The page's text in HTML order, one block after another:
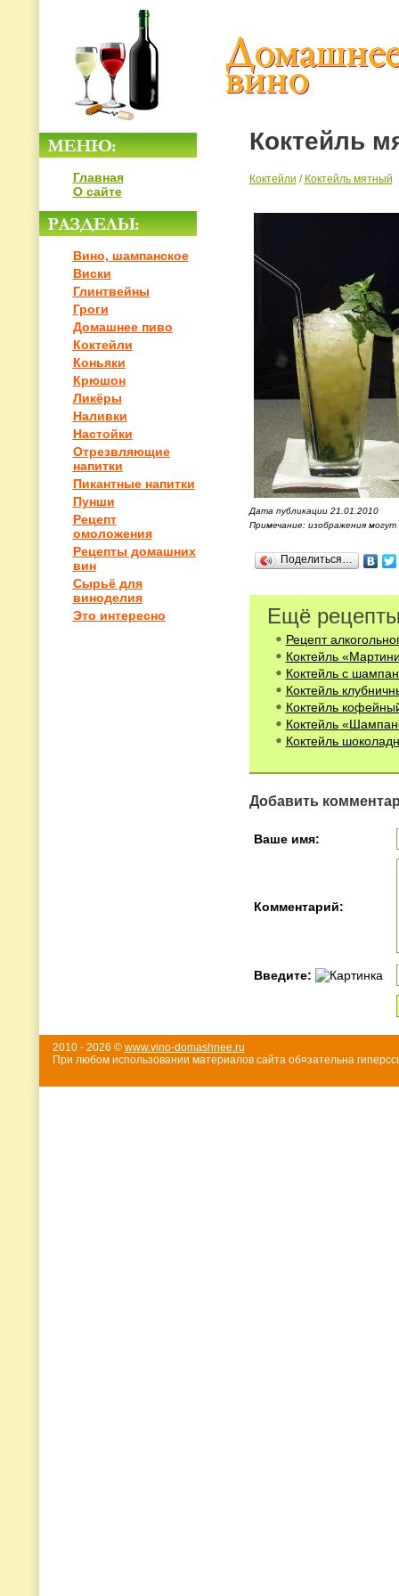
Главная
О сайте
Вино, шампанское
Виски
Глинтвейны
Гроги
Домашнее пиво
Коктейли
Коньяки
Крюшон
Ликёры
Наливки
Настойки
Отрезвляющие
напитки
Пикантные напитки
Пунши
Рецепт
омоложения
Рецепты домашних
вин
Сырьё для
виноделия
Это интересно
Коктейль
Коктейли / Коктейль мятный
Дата публикации 21.01.2010
Примечание: изображения
Поделиться…
Ещё
Рецепт
Коктейль
Коктейль с
Коктейль
Коктейль
Коктейль
Коктейль
Добавить
Ваше имя:
Комментарий:
Введите:
2010 - 2026 © www.vino-domashnee.ru
При любом использовании материалов сайта об¤зательна